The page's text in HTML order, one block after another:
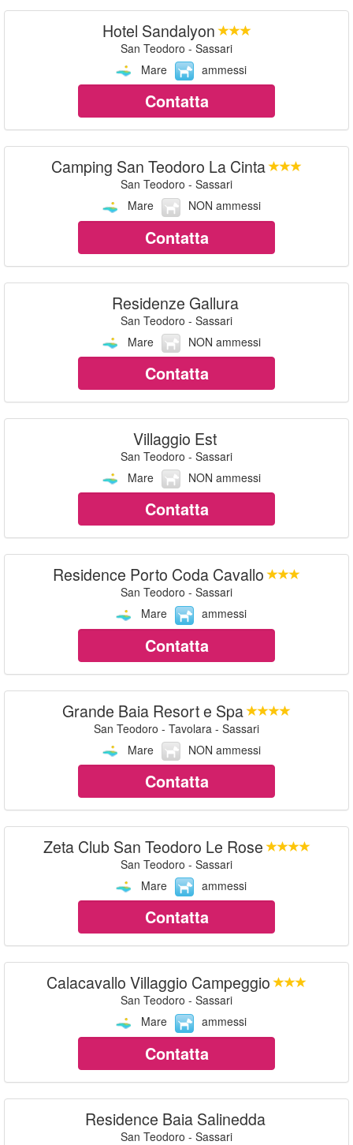
Hotel Sandalyon
San Teodoro - Sassari
Mare
ammessi
Contatta
Camping San Teodoro La Cinta
San Teodoro - Sassari
Mare
NON ammessi
Contatta
Residenze Gallura
San Teodoro - Sassari
Mare
NON ammessi
Contatta
Villaggio Est
San Teodoro - Sassari
Mare
NON ammessi
Contatta
Residence Porto Coda Cavallo
San Teodoro - Sassari
Mare
ammessi
Contatta
Grande Baia Resort e Spa
San Teodoro - Tavolara - Sassari
Mare
NON ammessi
Contatta
Zeta Club San Teodoro Le Rose
San Teodoro - Sassari
Mare
ammessi
Contatta
Calacavallo Villaggio Campeggio
San Teodoro - Sassari
Mare
ammessi
Contatta
Residence Baia Salinedda
San Teodoro - Sassari